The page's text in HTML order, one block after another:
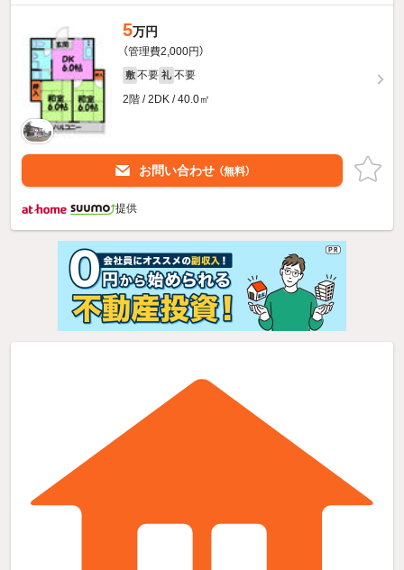
5万円
（管理費2,000円）
敷 不要 礼 不要
2階 / 2DK / 40.0㎡
お問い合わせ （無料）
提供